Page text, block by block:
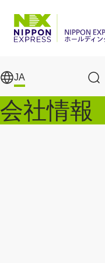
JA
サ
会社情報